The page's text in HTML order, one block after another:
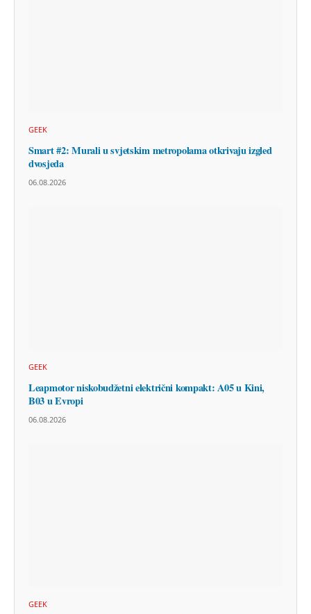
GEEK
Smart #2: Murali u svjetskim metropolama otkrivaju izgled
dvosjeda
06.08.2026
GEEK
Leapmotor niskobudžetni električni kompakt: A05 u Kini,
B03 u Evropi
06.08.2026
GEEK